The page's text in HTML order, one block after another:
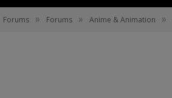
Forums » Forums » Anime & Animation »